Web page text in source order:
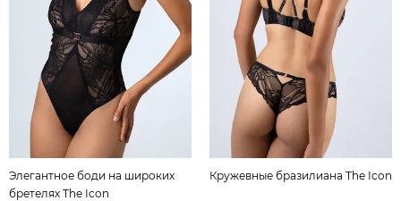
Элегантное боди на широких
бретелях The Icon
Кружевные бразилиана The Icon